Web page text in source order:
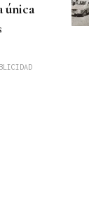
única